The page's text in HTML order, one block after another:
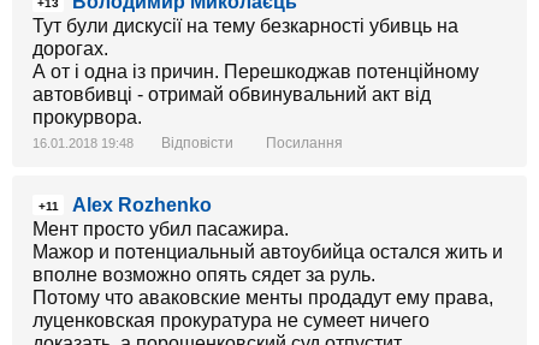
+13
Тут були дискусії на тему безкарності убивць на
дорогах.
А от і одна із причин. Перешкоджав потенційному
автовбивці - отримай обвинувальний акт від
прокурвора.
16.01.2018 19:48 Відповісти Посилання
+11
Alex Rozhenko
Мент просто убил пасажира.
Мажор и потенциальный автоубийца остался жить и
вполне возможно опять сядет за руль.
Потому что аваковские менты продадут ему права,
луценковская прокуратура не сумеет ничего